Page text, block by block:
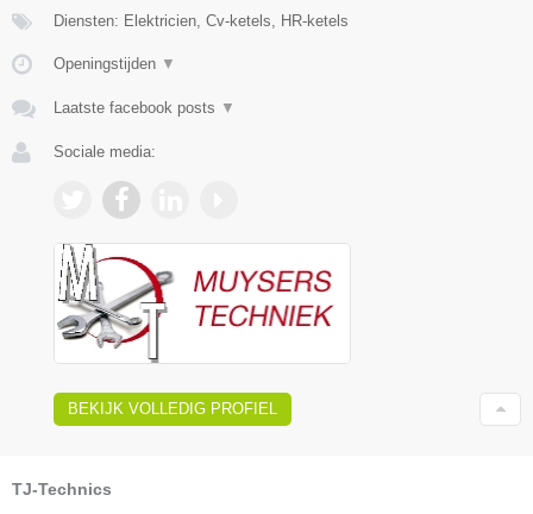
Diensten: Elektricien, Cv-ketels, HR-ketels
Openingstijden ▼
Laatste facebook posts ▼
Sociale media:
BEKIJK VOLLEDIG PROFIEL
TJ-Technics